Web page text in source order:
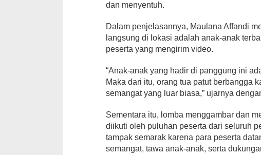
dan menyentuh.
Dalam penjelasannya, Maulana Affandi
langsung di lokasi adalah anak-anak
peserta yang mengirim video.
“Anak-anak yang hadir di panggung ini
Maka dari itu, orang tua patut berbangga
semangat yang luar biasa,” ujarnya
Sementara itu, lomba menggambar dan
diikuti oleh puluhan peserta dari seluruh
tampak semarak karena para peserta
semangat, tawa anak-anak, serta